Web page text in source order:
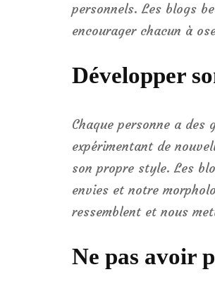
personnels. Les blogs
encourager chacun à
Développer
Chaque personne a
expérimentant de
son propre style. Les
envies et notre
ressemblent et nous
Ne pas avoir